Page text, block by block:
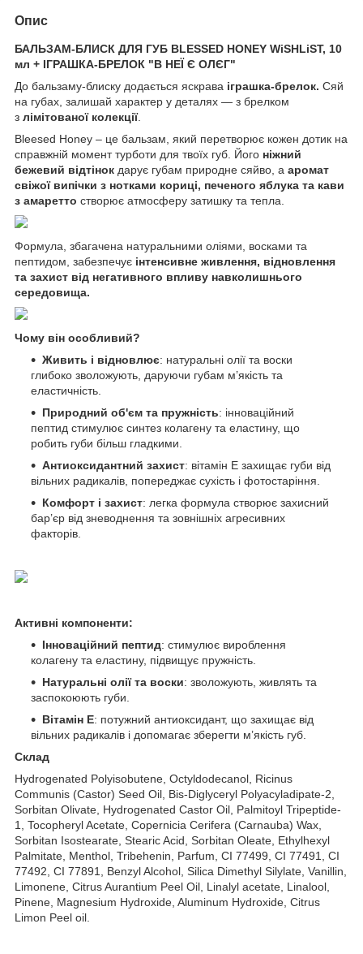
Опис
БАЛЬЗАМ-БЛИСК ДЛЯ ГУБ BLESSED HONEY WiSHLiST, 10
мл + ІГРАШКА-БРЕЛОК "В НЕЇ Є ОЛЄГ"
До бальзаму-блиску додається яскрава іграшка-брелок. Сяй
на губах, залишай характер у деталях — з брелком
з лімітованої колекції.
Bleesed Honey – це бальзам, який перетворює кожен дотик на
справжній момент турботи для твоїх губ. Його ніжний
бежевий відтінок дарує губам природне сяйво, а аромат
свіжої випічки з нотками кориці, печеного яблука та кави
з амаретто створює атмосферу затишку та тепла.
Формула, збагачена натуральними оліями, восками та
пептидом, забезпечує інтенсивне живлення, відновлення
та захист від негативного впливу навколишнього
середовища.
Чому він особливий?
Живить і відновлює: натуральні олії та воски
глибоко зволожують, даруючи губам м’якість та
еластичність.
Природний об'єм та пружність: інноваційний
пептид стимулює синтез колагену та еластину, що
робить губи більш гладкими.
Антиоксидантний захист: вітамін Е захищає губи від
вільних радикалів, попереджає сухість і фотостаріння.
Комфорт і захист: легка формула створює захисний
бар’єр від зневоднення та зовнішніх агресивних
факторів.
Активні компоненти:
Інноваційний пептид: стимулює вироблення
колагену та еластину, підвищує пружність.
Натуральні олії та воски: зволожують, живлять та
заспокоюють губи.
Вітамін Е: потужний антиоксидант, що захищає від
вільних радикалів і допомагає зберегти м’якість губ.
Склад
Hydrogenated Polyisobutene, Octyldodecanol, Ricinus
Communis (Castor) Seed Oil, Bis-Diglyceryl Polyacyladipate-2,
Sorbitan Olivate, Hydrogenated Castor Oil, Palmitoyl Tripeptide-
1, Tocopheryl Acetate, Copernicia Cerifera (Carnauba) Wax,
Sorbitan Isostearate, Stearic Acid, Sorbitan Oleate, Ethylhexyl
Palmitate, Menthol, Tribehenin, Parfum, CI 77499, CI 77491, CI
77492, CI 77891, Benzyl Alcohol, Silica Dimethyl Silylate, Vanillin,
Limonene, Citrus Aurantium Peel Oil, Linalyl acetate, Linalool,
Pinene, Magnesium Hydroxide, Aluminum Hydroxide, Citrus
Limon Peel oil.